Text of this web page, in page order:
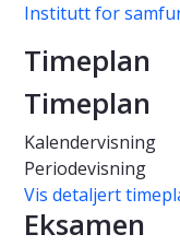
Institutt for
Timeplan
Timeplan
Kalendervisning
Periodevisning
Vis detaljert
Eksamen